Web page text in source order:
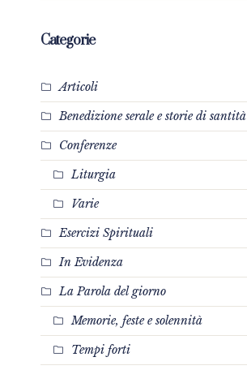
Categorie
Articoli
Benedizione serale e storie di santità
Conferenze
Liturgia
Varie
Esercizi Spirituali
In Evidenza
La Parola del giorno
Memorie, feste e solennità
Tempi forti